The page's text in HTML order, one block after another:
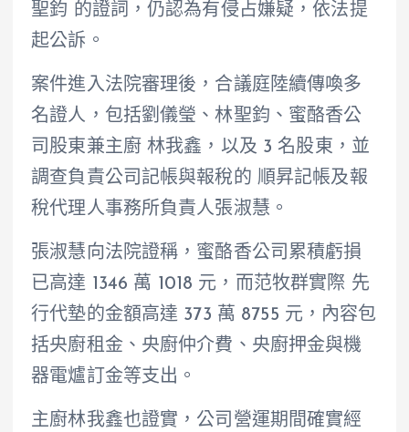
聖鈞 的證詞，仍認為有侵占嫌疑，依法提
起公訴。
案件進入法院審理後，合議庭陸續傳喚多
名證人，包括劉儀瑩、林聖鈞、蜜酪香公
司股東兼主廚 林我鑫，以及 3 名股東，並
調查負責公司記帳與報稅的 順昇記帳及報
稅代理人事務所負責人張淑慧。
張淑慧向法院證稱，蜜酪香公司累積虧損
已高達 1346 萬 1018 元，而范牧群實際 先
行代墊的金額高達 373 萬 8755 元，內容包
括央廚租金、央廚仲介費、央廚押金與機
器電爐訂金等支出。
主廚林我鑫也證實，公司營運期間確實經